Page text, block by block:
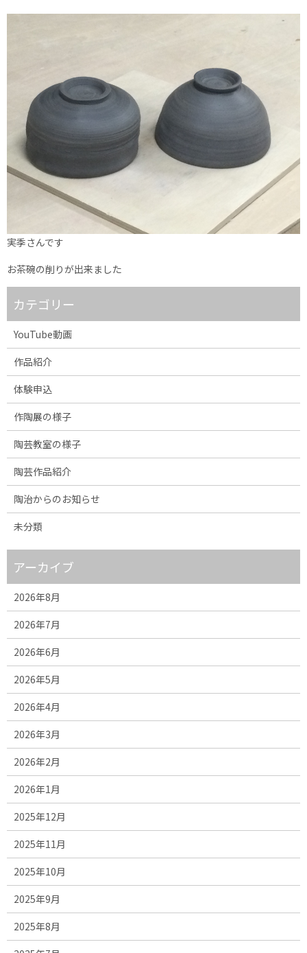
実季さんです
お茶碗の削りが出来ました
カテゴリー
YouTube動画
作品紹介
体験申込
作陶展の様子
陶芸教室の様子
陶芸作品紹介
陶治からのお知らせ
未分類
アーカイブ
2026年8月
2026年7月
2026年6月
2026年5月
2026年4月
2026年3月
2026年2月
2026年1月
2025年12月
2025年11月
2025年10月
2025年9月
2025年8月